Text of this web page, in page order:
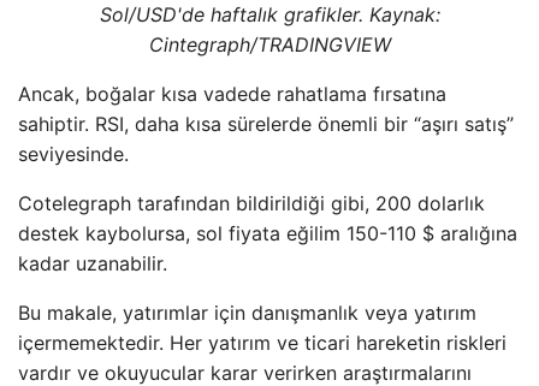
Sol/USD'de haftalık grafikler. Kaynak:
Cintegraph/TRADINGVIEW
Ancak, boğalar kısa vadede rahatlama fırsatına
sahiptir. RSI, daha kısa sürelerde önemli bir “aşırı satış”
seviyesinde.
Cotelegraph tarafından bildirildiği gibi, 200 dolarlık
destek kaybolursa, sol fiyata eğilim 150-110 $ aralığına
kadar uzanabilir.
Bu makale, yatırımlar için danışmanlık veya yatırım
içermemektedir. Her yatırım ve ticari hareketin riskleri
vardır ve okuyucular karar verirken araştırmalarını